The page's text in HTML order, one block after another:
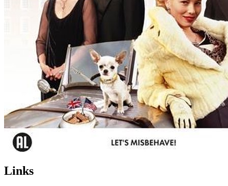
Links